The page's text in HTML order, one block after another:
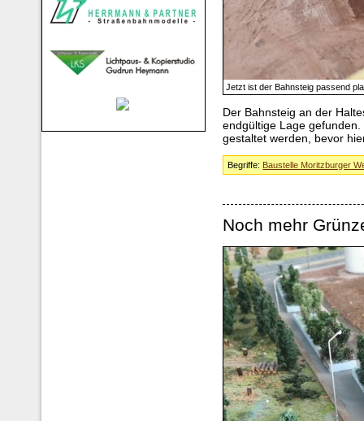
Jetzt ist der Bahnsteig passend
Der Bahnsteig an der
endgültige Lage
gestaltet werden, bevor
Begriffe: Baustelle Moritzburger
Noch mehr